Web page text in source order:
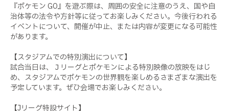
『ポケモン GO』を遊ぶ際は、周囲の安全に注意のうえ、国や自
治体等の法令や方針等に従ってお楽しみください。今後行われる
イベントについて、開催が中止、または内容が変更になる可能性
があります。
【スタジアムでの特別演出について】
試合当日は、Ｊリーグとポケモンによる特別映像の放映をはじ
め、スタジアムでポケモンの世界観を楽しめるさまざまな演出を
予定しています。ぜひ会場でお楽しみください。
【Jリーグ特設サイト】